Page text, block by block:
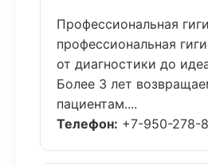
Профессиональная
профессиональная
от диагностики до
Более 3 лет
пациентам....
Телефон: +7-950-278-